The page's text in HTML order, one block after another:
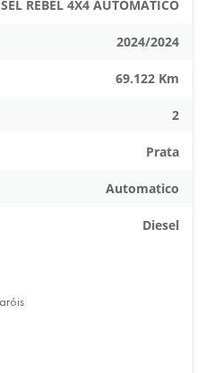
REBEL 4X4 AUTOMÁTICO
2024/2024
69.122 Km
2
Prata
Automatico
Diesel